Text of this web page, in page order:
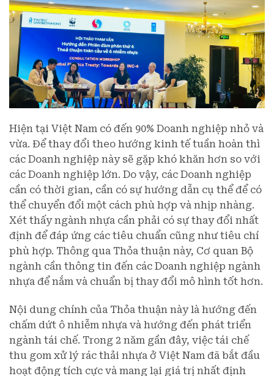
Hiện tại Việt Nam có đến 90% Doanh nghiệp nhỏ và
vừa. Để thay đổi theo hướng kinh tế tuần hoàn thì
các Doanh nghiệp này sẽ gặp khó khăn hơn so với
các Doanh nghiệp lớn. Do vậy, các Doanh nghiệp
cần có thời gian, cần có sự hướng dẫn cụ thể để có
thể chuyển đổi một cách phù hợp và nhịp nhàng.
Xét thấy ngành nhựa cần phải có sự thay đổi nhất
định để đáp ứng các tiêu chuẩn cũng như tiêu chí
phù hợp. Thông qua Thỏa thuận này, Cơ quan Bộ
ngành cần thông tin đến các Doanh nghiệp ngành
nhựa để nắm và chuẩn bị thay đổi mô hình tốt hơn.
Nội dung chính của Thỏa thuận này là hướng đến
chấm dứt ô nhiễm nhựa và hướng đến phát triển
ngành tái chế. Trong 2 năm gần đây, việc tái chế
thu gom xử lý rác thải nhựa ở Việt Nam đã bắt đầu
hoạt động tích cực và mang lại giá trị nhất định